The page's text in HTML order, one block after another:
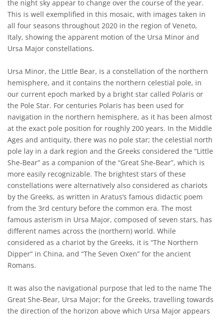
the night sky appear to change over the course of the year.
This is well exemplified in this mosaic, with images taken in
all four seasons throughout 2020 in the region of Veneto,
Italy, showing the apparent motion of the Ursa Minor and
Ursa Major constellations.
Ursa Minor, the Little Bear, is a constellation of the northern
hemisphere, and it contains the northern celestial pole, in
our current epoch marked by a bright star called Polaris or
the Pole Star. For centuries Polaris has been used for
navigation in the northern hemisphere, as it has been almost
at the exact pole position for roughly 200 years. In the Middle
Ages and antiquity, there was no pole star; the celestial north
pole lay in a dark region and the Greeks considered the “Little
She-Bear” as a companion of the “Great She-Bear”, which is
more easily recognizable. The brightest stars of these
constellations were alternatively also considered as chariots
by the Greeks, as written in Aratus’s famous didactic poem
from the 3rd century before the common era. The most
famous asterism in Ursa Major, composed of seven stars, has
different names across the (northern) world. While
considered as a chariot by the Greeks, it is “The Northern
Dipper” in China, and “The Seven Oxen” for the ancient
Romans.
It was also the navigational purpose that led to the name The
Great She-Bear, Ursa Major; for the Greeks, travelling towards
the direction of the horizon above which Ursa Major appears